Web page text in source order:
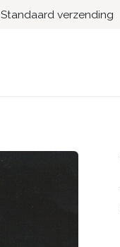
Standaard verzending